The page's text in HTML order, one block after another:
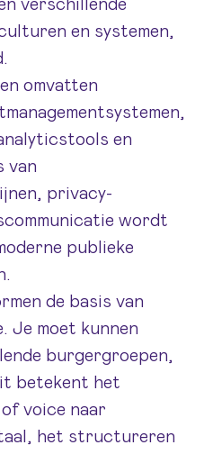
verschillende
en systemen,
omvatten
en
van
privacy-
wordt
publieke
de basis van
Je moet kunnen
burgergroepen,
betekent het
voice naar
het structureren